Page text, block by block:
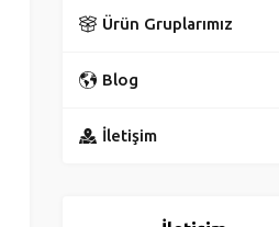
Ürün Gruplarımız
Blog
İletişim